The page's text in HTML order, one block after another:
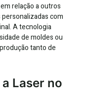
em relação a outros
com
A tecnologia
de moldes ou
tanto de
Laser no